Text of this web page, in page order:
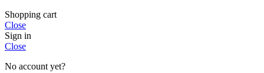
Shopping cart
Close
Sign in
Close
No account yet?